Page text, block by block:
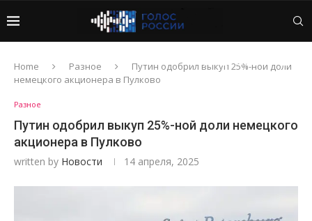
Home Разное
Путин одобрил выкуп 25%-ной доли
немецкого акционера в Пулково
Разное
Путин одобрил выкуп 25%-ной доли немецкого
акционера в Пулково
written by Новости 14 апреля, 2025